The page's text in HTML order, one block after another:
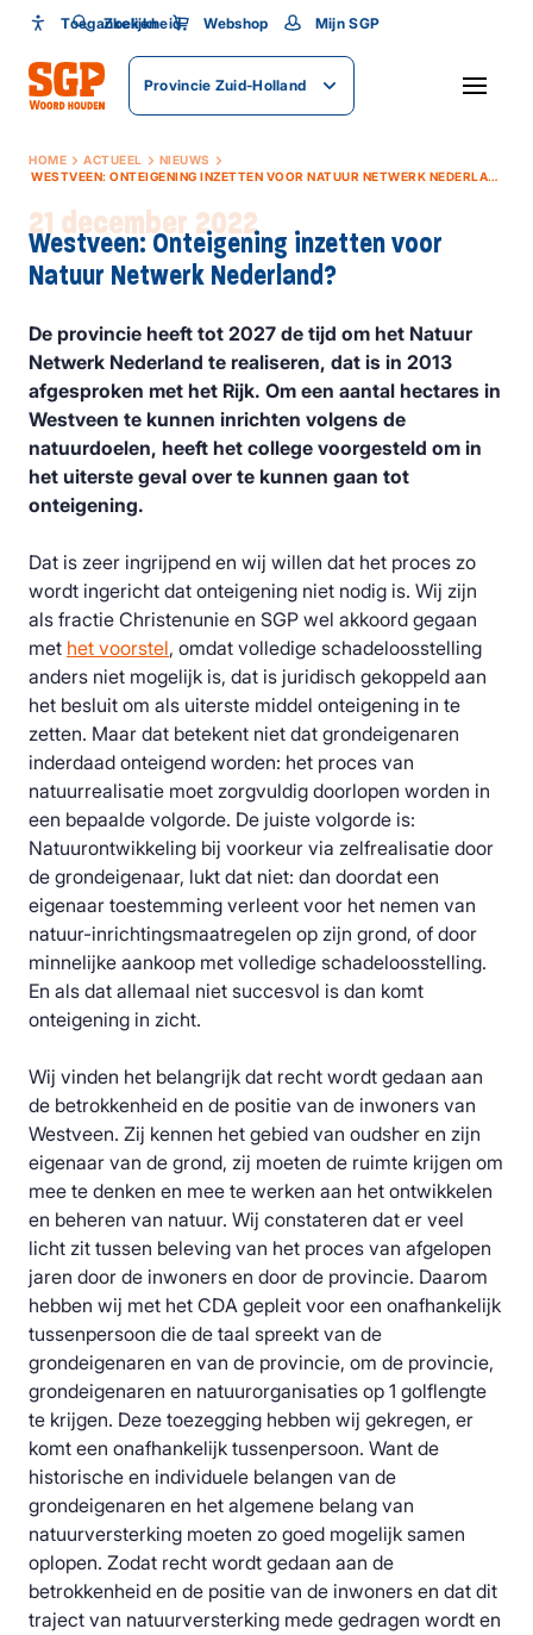
Toegankelijkheid
Toegankelijkheid
Lettergrootte
Zoeken Webshop Mijn SGP
Provincie Zuid-Holland
HOME ACTUEEL
NIEUWS
WESTVEEN: ONTEIGENING INZETTEN VOOR NATUUR NETWERK NEDERLAND?
21 december 2022
Westveen: Onteigening inzetten voor
Natuur Netwerk Nederland?
De provincie heeft tot 2027 de tijd om het Natuur
Netwerk Nederland te realiseren, dat is in 2013
afgesproken met het Rijk. Om een aantal hectares in
Westveen te kunnen inrichten volgens de
natuurdoelen, heeft het college voorgesteld om in
het uiterste geval over te kunnen gaan tot
onteigening.
Dat is zeer ingrijpend en wij willen dat het proces zo
wordt ingericht dat onteigening niet nodig is. Wij zijn
als fractie Christenunie en SGP wel akkoord gegaan
met het voorstel, omdat volledige schadeloosstelling
anders niet mogelijk is, dat is juridisch gekoppeld aan
het besluit om als uiterste middel onteigening in te
zetten. Maar dat betekent niet dat grondeigenaren
inderdaad onteigend worden: het proces van
natuurrealisatie moet zorgvuldig doorlopen worden in
een bepaalde volgorde. De juiste volgorde is:
Natuurontwikkeling bij voorkeur via zelfrealisatie door
de grondeigenaar, lukt dat niet: dan doordat een
eigenaar toestemming verleent voor het nemen van
natuur-inrichtingsmaatregelen op zijn grond, of door
minnelijke aankoop met volledige schadeloosstelling.
En als dat allemaal niet succesvol is dan komt
onteigening in zicht.
Wij vinden het belangrijk dat recht wordt gedaan aan
de betrokkenheid en de positie van de inwoners van
Westveen. Zij kennen het gebied van oudsher en zijn
eigenaar van de grond, zij moeten de ruimte krijgen om
mee te denken en mee te werken aan het ontwikkelen
en beheren van natuur. Wij constateren dat er veel
licht zit tussen beleving van het proces van afgelopen
jaren door de inwoners en door de provincie. Daarom
hebben wij met het CDA gepleit voor een onafhankelijk
tussenpersoon die de taal spreekt van de
grondeigenaren en van de provincie, om de provincie,
grondeigenaren en natuurorganisaties op 1 golflengte
te krijgen. Deze toezegging hebben wij gekregen, er
komt een onafhankelijk tussenpersoon. Want de
historische en individuele belangen van de
grondeigenaren en het algemene belang van
natuurversterking moeten zo goed mogelijk samen
oplopen. Zodat recht wordt gedaan aan de
betrokkenheid en de positie van de inwoners en dat dit
traject van natuurversterking mede gedragen wordt en